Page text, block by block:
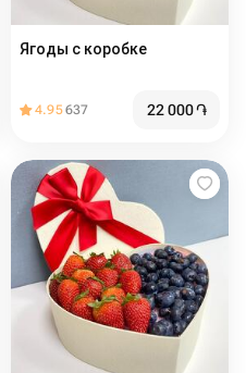
Ягоды с коробке
4.95637 22 000֏